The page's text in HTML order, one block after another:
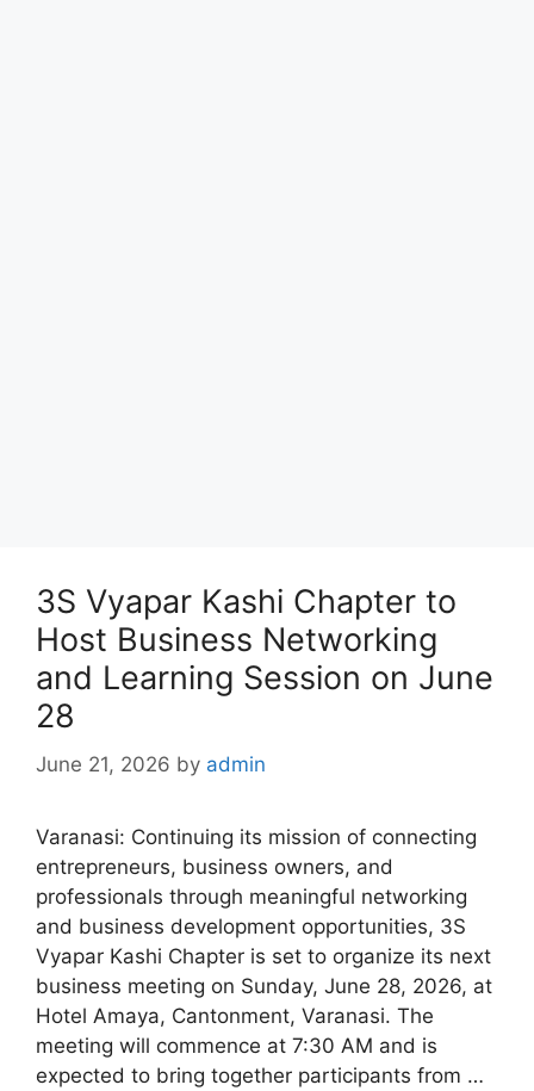
3S Vyapar Kashi Chapter to
Host Business Networking
and Learning Session on June
28
June 21, 2026 by admin
Varanasi: Continuing its mission of connecting
entrepreneurs, business owners, and
professionals through meaningful networking
and business development opportunities, 3S
Vyapar Kashi Chapter is set to organize its next
business meeting on Sunday, June 28, 2026, at
Hotel Amaya, Cantonment, Varanasi. The
meeting will commence at 7:30 AM and is
expected to bring together participants from …